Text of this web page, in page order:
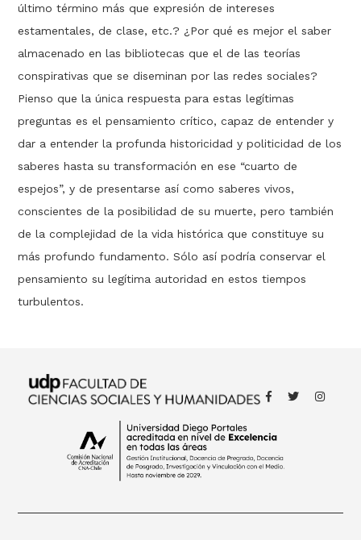
último término más que expresión de intereses
estamentales, de clase, etc.? ¿Por qué es mejor el saber
almacenado en las bibliotecas que el de las teorías
conspirativas que se diseminan por las redes sociales?
Pienso que la única respuesta para estas legítimas
preguntas es el pensamiento crítico, capaz de entender y
dar a entender la profunda historicidad y politicidad de los
saberes hasta su transformación en ese “cuarto de
espejos”, y de presentarse así como saberes vivos,
conscientes de la posibilidad de su muerte, pero también
de la complejidad de la vida histórica que constituye su
más profundo fundamento. Sólo así podría conservar el
pensamiento su legítima autoridad en estos tiempos
turbulentos.